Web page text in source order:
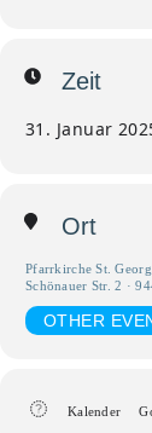
Zeit
31. Januar
Ort
Pfarrkirche St.
Schönauer Str. 2 ·
OTHER
Kalender